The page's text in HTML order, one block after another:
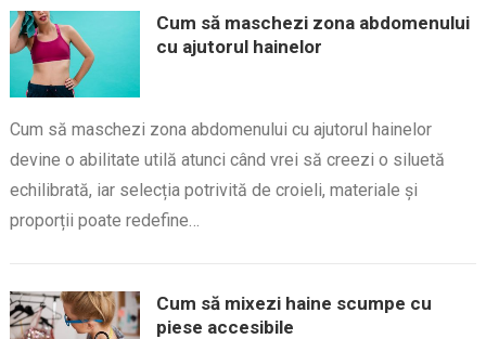
Cum să maschezi zona abdomenului
cu ajutorul hainelor
Cum să maschezi zona abdomenului cu ajutorul hainelor
devine o abilitate utilă atunci când vrei să creezi o siluetă
echilibrată, iar selecția potrivită de croieli, materiale și
proporții poate redefine…
Cum să mixezi haine scumpe cu
piese accesibile